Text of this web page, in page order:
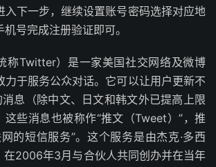
入下一步，继续设置账号密码选择对应地
号完成注册验证即可。
称Twitter）是一家美国社交网络及微博
力于服务公众对话。它可以让用户更新不
息（除中文、日文和韩文外已提高上限
些消息也被称作“推文（Tweet）”，推
的短信服务”。这个服务是由杰克·多西
在2006年3月与合伙人共同创办并在当年